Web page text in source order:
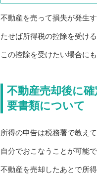
不動産を売って損失が発生
たせば所得税の控除を受け
この控除を受けたい場合に
不動産売却後に
要書類について
所得の申告は税務署で教え
自分でおこなうことが可能で
不動産を売却したあとで所